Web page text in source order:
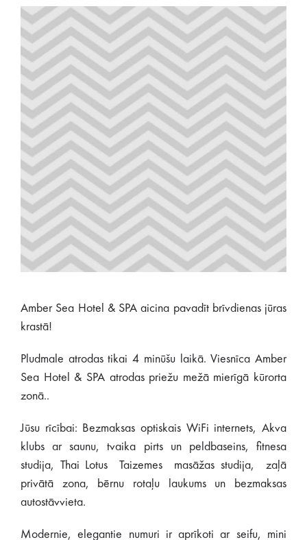
Amber Sea Hotel & SPA aicina pavadīt brīvdienas jūras
krastā!
Pludmale atrodas tikai 4 minūšu laikā. Viesnīca Amber
Sea Hotel & SPA atrodas priežu mežā mierīgā kūrorta
zonā..
Jūsu rīcībai: Bezmaksas optiskais WiFi internets, Akva
klubs ar saunu, tvaika pirts un peldbaseins, fitnesa
studija, Thai Lotus Taizemes masāžas studija, zaļā
privātā zona, bērnu rotaļu laukums un bezmaksas
autostāvvieta.
Modernie, elegantie numuri ir aprīkoti ar seifu, mini